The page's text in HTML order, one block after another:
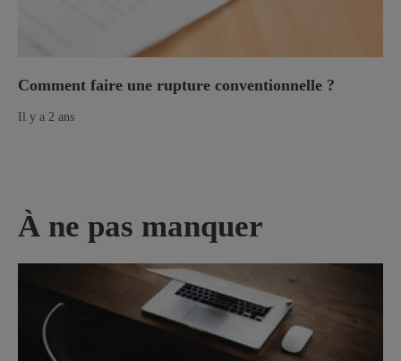
Comment faire une rupture conventionnelle ?
Il y a 2 ans
À ne pas manquer